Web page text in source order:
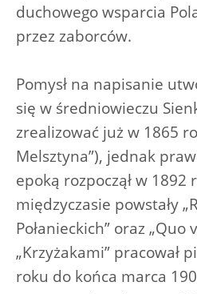
duchowego wsparcia
przez zaborców.
Pomysł na napisanie
się w średniowieczu
zrealizować już w 1865
Melsztyna”), jednak
epoką rozpoczął w 1892
międzyczasie powstały
Połanieckich” oraz „Quo
„Krzyżakami” pracował
roku do końca marca